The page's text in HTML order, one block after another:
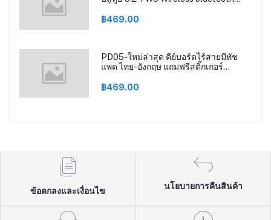
ฉุกเฉิน รุ่นT25
฿469.00
PD05-ใหม่ล่าสุด คีย์บอร์ดไร้สายมีทัช
แพด ไทย-อังกฤษ แถมฟรีสติ๊กเกอร์
฿469.00
ข้อตกลงและเงื่อนไข
นโยบายการคืนสินค้า